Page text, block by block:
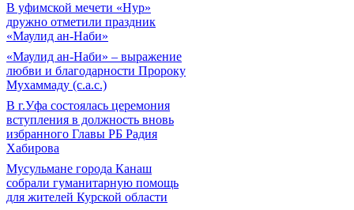
В уфимской мечети «Нур»
дружно отметили праздник
«Маулид ан-Наби»
«Маулид ан-Наби» – выражение
любви и благодарности Пророку
Мухаммаду (с.а.с.)
В г.Уфа состоялась церемония
вступления в должность вновь
избранного Главы РБ Радия
Хабирова
Мусульмане города Канаш
собрали гуманитарную помощь
для жителей Курской области